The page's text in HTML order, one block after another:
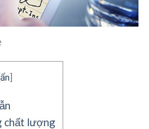
ẩn]
chất lượng